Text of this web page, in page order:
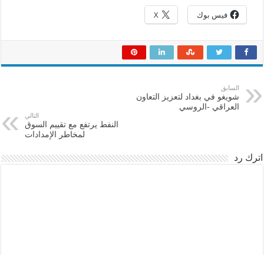
فيس بوك X
السابق
شويغو في بغداد لتعزيز التعاون
العراقي -الروسي
التالي
النفط يرتفع مع تقييم السوق
لمخاطر الإمدادات
اترك رد